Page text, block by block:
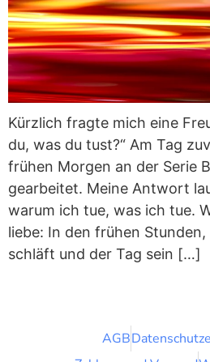
Kürzlich fragte mich eine
du, was du tust?“ Am Tag
frühen Morgen an der Serie
gearbeitet. Meine Antwort
warum ich tue, was ich tue.
liebe: In den frühen
schläft und der Tag sein […]
AGB